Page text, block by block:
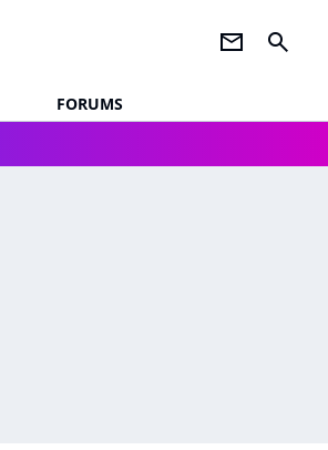
newsletter search
FORUMS